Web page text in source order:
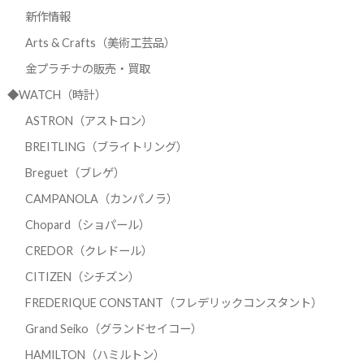
新作情報
Arts & Crafts（美術工芸品）
金プラチナの販売・買取
◆WATCH（時計）
ASTRON（アストロン）
BREITLING（ブライトリング）
Breguet（ブレゲ）
CAMPANOLA（カンパノラ）
Chopard（ショパール）
CREDOR（クレドール）
CITIZEN（シチズン）
FREDERIQUE CONSTANT（フレデリックコンスタント）
Grand Seiko（グランドセイコー）
HAMILTON（ハミルトン）